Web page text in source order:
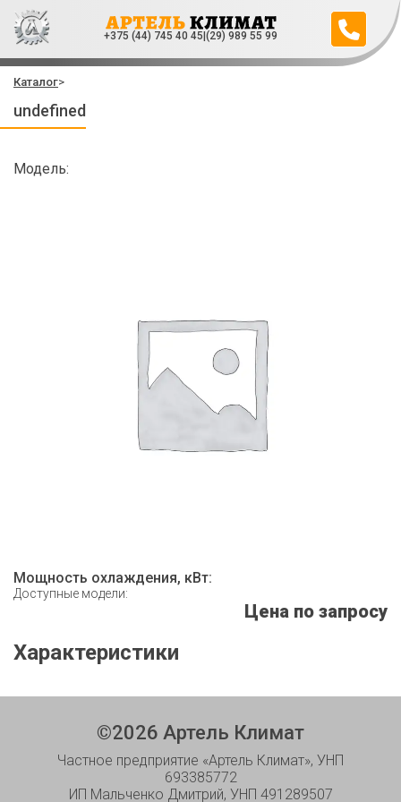
+375 (44) 745 40 45 (29) 989 55 99
Каталог>
undefined
Модель:
Мощность охлаждения, кВт:
Доступные модели:
Цена по запросу
Характеристики
©2026 Артель Климат
Частное предприятие «Артель Климат», УНП
693385772
ИП Мальченко Дмитрий, УНП 491289507